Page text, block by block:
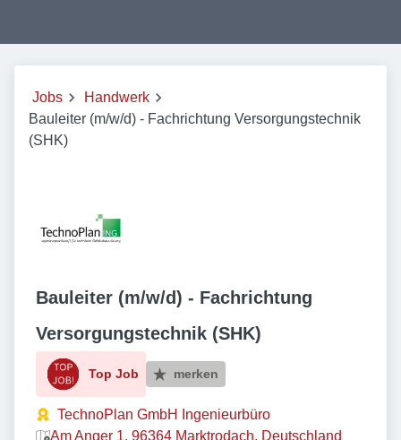
Jobs
Handwerk
Bauleiter (m/w/d) - Fachrichtung Versorgungstechnik
(SHK)
Bauleiter (m/w/d) - Fachrichtung
Versorgungstechnik (SHK)
Top Job merken
TechnoPlan GmbH Ingenieurbüro
Am Anger 1, 96364 Marktrodach, Deutschland